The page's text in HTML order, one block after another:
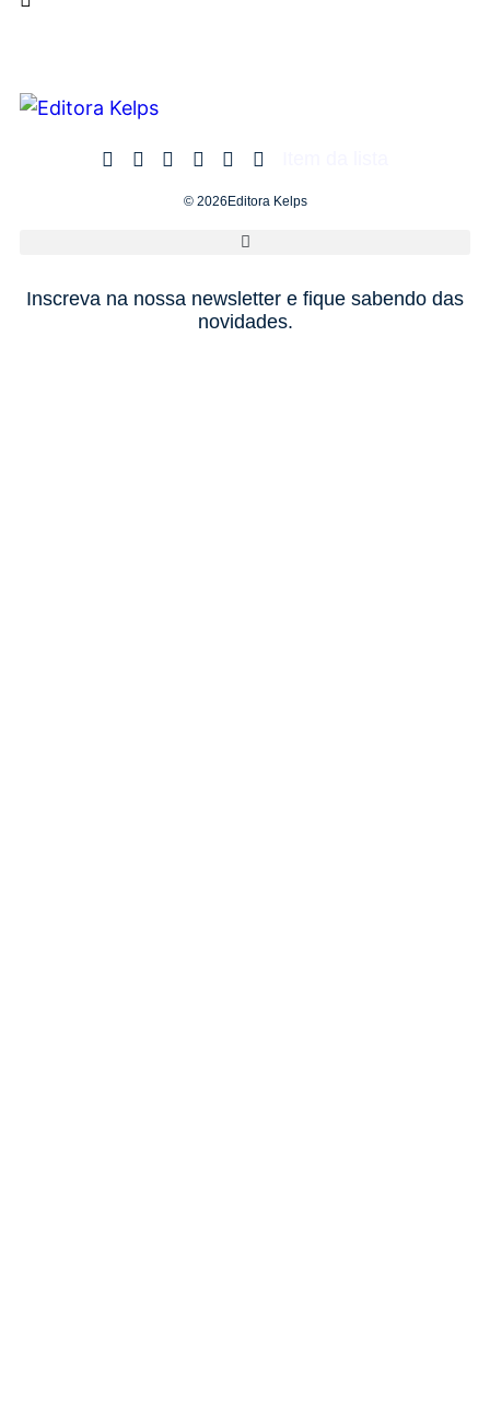
© 2026Editora Kelps
Inscreva na nossa newsletter e fique sabendo das
novidades.